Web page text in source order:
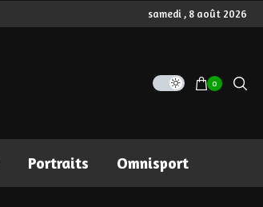
samedi , 8 août 2026
0
Portraits Omnisport